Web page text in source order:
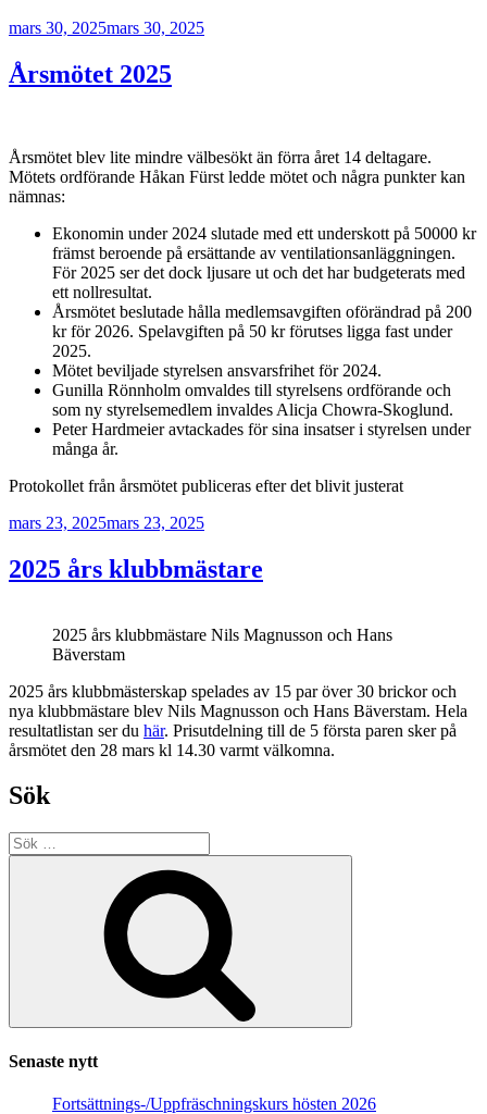
Publicerat
mars 30, 2025mars 30, 2025
Årsmötet 2025
Årsmötet blev lite mindre välbesökt än förra året 14 deltagare.
Mötets ordförande Håkan Fürst ledde mötet och några punkter kan
nämnas:
Ekonomin under 2024 slutade med ett underskott på 50000 kr
främst beroende på ersättande av ventilationsanläggningen.
För 2025 ser det dock ljusare ut och det har budgeterats med
ett nollresultat.
Årsmötet beslutade hålla medlemsavgiften oförändrad på 200
kr för 2026. Spelavgiften på 50 kr förutses ligga fast under
2025.
Mötet beviljade styrelsen ansvarsfrihet för 2024.
Gunilla Rönnholm omvaldes till styrelsens ordförande och
som ny styrelsemedlem invaldes Alicja Chowra-Skoglund.
Peter Hardmeier avtackades för sina insatser i styrelsen under
många år.
Protokollet från årsmötet publiceras efter det blivit justerat
Publicerat
mars 23, 2025mars 23, 2025
2025 års klubbmästare
2025 års klubbmästare Nils Magnusson och Hans
Bäverstam
2025 års klubbmästerskap spelades av 15 par över 30 brickor och
nya klubbmästare blev Nils Magnusson och Hans Bäverstam. Hela
resultatlistan ser du här. Prisutdelning till de 5 första paren sker på
årsmötet den 28 mars kl 14.30 varmt välkomna.
Sök
Sök
efter:
Senaste nytt
Fortsättnings-/Uppfräschningskurs hösten 2026